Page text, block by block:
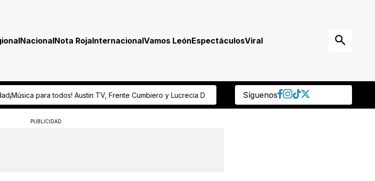
NacionalNota RojaInternacionalVamos LeónEspectáculosViral
Cumbiero y Lucrecia Dalt encabezan FIAC 2026 en LeónRepunta violencia familiar y sexual contra mujeres en
Síguenos
PUBLICIDAD